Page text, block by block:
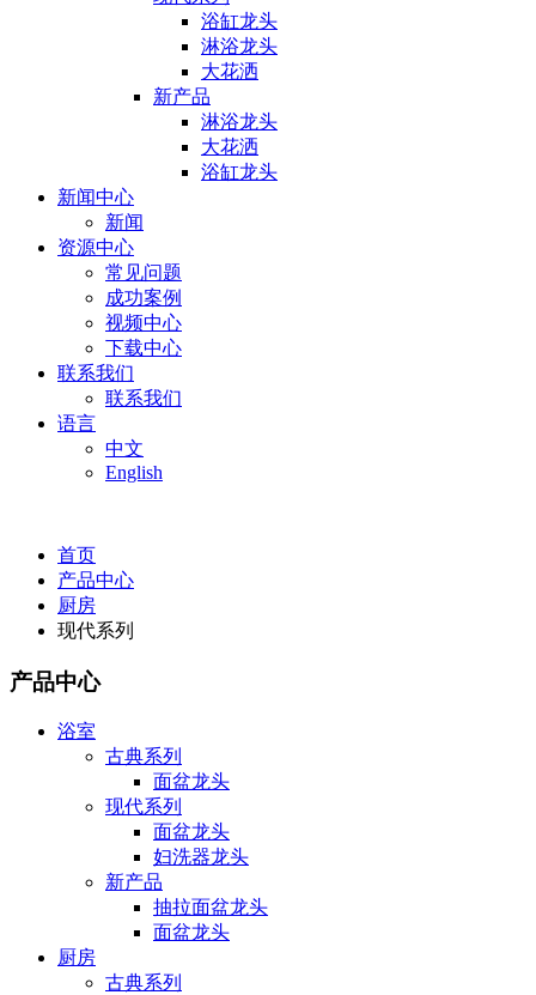
浴缸龙头
淋浴龙头
大花洒
新产品
淋浴龙头
大花洒
浴缸龙头
新闻中心
新闻
资源中心
常见问题
成功案例
视频中心
下载中心
联系我们
联系我们
语言
中文
English
首页
产品中心
厨房
现代系列
产品中心
浴室
古典系列
面盆龙头
现代系列
面盆龙头
妇洗器龙头
新产品
抽拉面盆龙头
面盆龙头
厨房
古典系列